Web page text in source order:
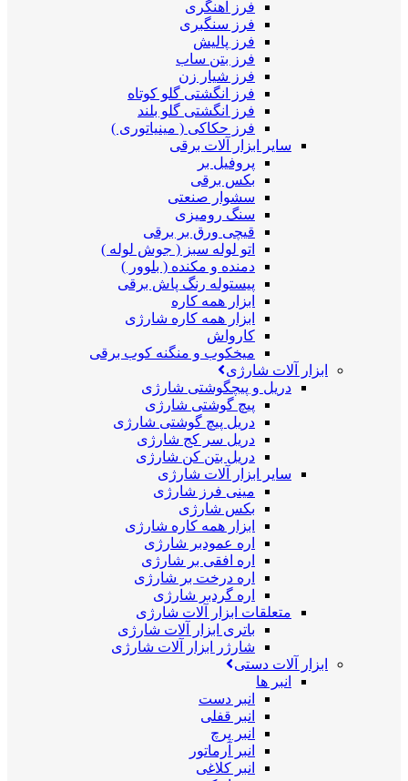
فرز آهنگری
فرز سنگبری
فرز پالیش
فرز بتن ساب
فرز شیار زن
فرز انگشتی گلو کوتاه
فرز انگشتی گلو بلند
فرز حکاکی ( مینیاتوری )
سایر ابزار آلات برقی
پروفیل بر
بکس برقی
سشوار صنعتی
سنگ رومیزی
قیچی ورق بر برقی
اتو لوله سبز ( جوش لوله )
دمنده و مکنده ( بلوور )
پیستوله رنگ پاش برقی
ابزار همه کاره
ابزار همه کاره شارژی
کارواش
میخکوب و منگنه کوب برقی
ابزار آلات شارژی
دریل و پیچگوشتی شارژی
پیچ گوشتی شارژی
دریل پیچ گوشتی شارژی
دریل سر کج شارژی
دریل بتن کن شارژی
سایر ابزار آلات شارژی
مینی فرز شارژی
بکس شارژی
ابزار همه کاره شارژی
اره عمودبر شارژی
اره افقی بر شارژی
اره درخت بر شارژی
اره گردبر شارژی
متعلقات ابزار آلات شارژی
باتری ابزار آلات شارژی
شارژر ابزار آلات شارژی
ابزار آلات دستی
انبر ها
انبر دست
انبر قفلی
انبر پرچ
انبر آرماتور
انبر کلاغی